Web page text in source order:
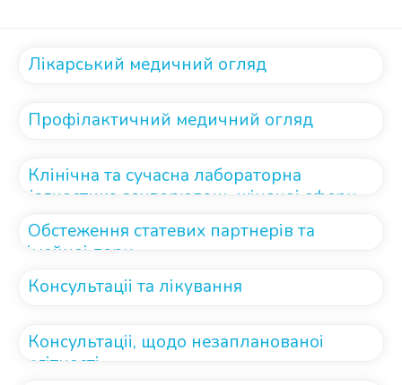
Лікарський медичний огляд
Профілактичний медичний огляд
Клінічна та сучасна лабораторна
діагностика захворювань жіночоі сфери
Обстеження статевих партнерів та
сімейноі пари
Консультаціі та лікування
Консультаціі, щодо незапланованоі
вагітності